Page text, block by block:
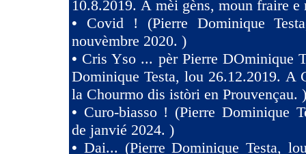
10.8.2019. À mèi gèns, moun fraire e
• Covid ! (Pierre Dominique
nouvèmbre 2020. )
• Cris Yso ... pèr Pierre DOminique
Dominique Testa, lou 26.12.2019. A
la Chourmo dis istòri en Prouvençau. )
• Curo-biasso ! (Pierre Dominique
de janvié 2024. )
• Dai... (Pierre Dominique Testa,